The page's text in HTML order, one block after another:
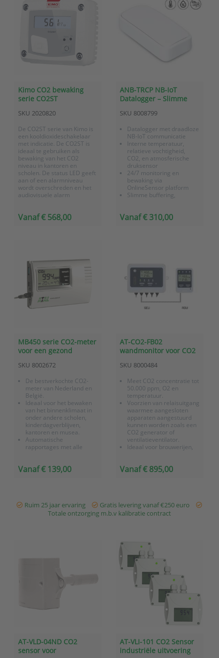
Kimo CO2 bewaking
serie CO2ST
SKU 2020820
De CO2ST serie van Kimo is
een kooldioxideschakelaar
met indicatie. De CO2ST is
ideaal te gebruiken als
bewaking van het CO2
niveau in kantoren en
scholen. De status LED geeft
aan of een alarmniveau
wordt overschreden en het
audiovisuele alarm
montage is zeer eenvoudig
Vanaf € 568,00
ANB-TRCP NB-IoT
Datalogger – Slimme
voor temperatuur, RV
en CO2
SKU 8008799
Datalogger met draadloze
NB-IoT communicatie
Interne temperatuur,
relatieve vochtigheid,
CO2, en atmosferische
druksensor
24/7 monitoring en
bewaking via
OnlineSensor platform
Slimme buffering,
Batterij gevoed
Vanaf € 310,00
MB450 serie CO2-meter
voor een gezond
SKU 8002672
De bestverkochte CO2-
meter van Nederland en
België.
Ideaal voor het bewaken
van het binnenklimaat in
onder andere scholen,
kinderdagverblijven,
kantoren en musea.
Automatische
rapportages met alle
zowel de GGD als de
Meet CO2,...
Vanaf € 139,00
AT-CO2-FB02
wandmonitor voor CO2
SKU 8000484
Meet CO2 concentratie tot
50.000 ppm, O2 en
temperatuur.
Voorzien van relaisuitgang
waarmee aangesloten
apparaten aangestuurd
kunnen worden zoals een
CO2 generator of
ventilatieventilator.
Ideaal voor brouwerijen,
Vanaf € 895,00
Ruim 25 jaar ervaring
Gratis levering vanaf €250 euro
Totale ontzorging m.b.v kalibratie contract
AT-VLD-04ND CO2
sensor voor
AT-VLI-101 CO2 Sensor
industriële uitvoering